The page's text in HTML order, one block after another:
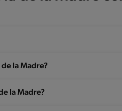
de la Madre?
la Madre?